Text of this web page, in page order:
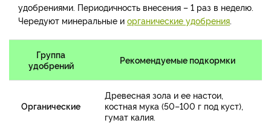
удобрениями. Периодичность внесения – 1 раз в неделю.
Чередуют минеральные и органические удобрения
Группа
удобрений
Рекомендуемые подкормки
Органические
Древесная зола и ее настои,
костная мука (50–100 г под куст),
гумат калия.